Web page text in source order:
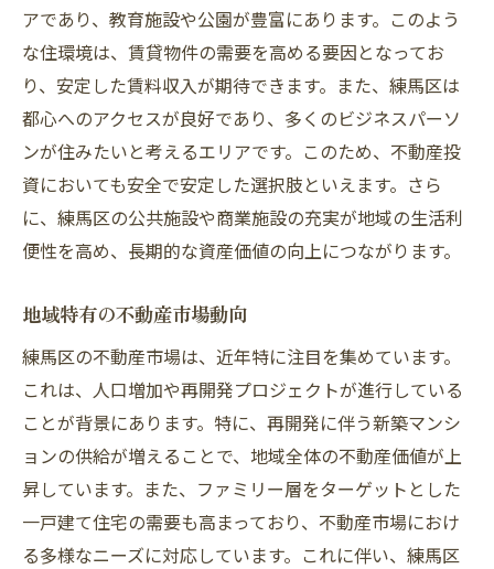
アであり、教育施設や公園が豊富にあります。このよう
な住環境は、賃貸物件の需要を高める要因となってお
り、安定した賃料収入が期待できます。また、練馬区は
都心へのアクセスが良好であり、多くのビジネスパーソ
ンが住みたいと考えるエリアです。このため、不動産投
資においても安全で安定した選択肢といえます。さら
に、練馬区の公共施設や商業施設の充実が地域の生活利
便性を高め、長期的な資産価値の向上につながります。
地域特有の不動産市場動向
練馬区の不動産市場は、近年特に注目を集めています。
これは、人口増加や再開発プロジェクトが進行している
ことが背景にあります。特に、再開発に伴う新築マンシ
ョンの供給が増えることで、地域全体の不動産価値が上
昇しています。また、ファミリー層をターゲットとした
一戸建て住宅の需要も高まっており、不動産市場におけ
る多様なニーズに対応しています。これに伴い、練馬区